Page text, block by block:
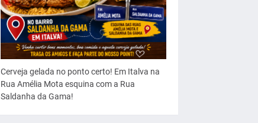
Cerveja gelada no ponto certo! Em Italva na
Rua Amélia Mota esquina com a Rua
Saldanha da Gama!